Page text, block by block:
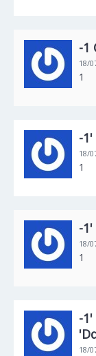
-1
18/
1
-1'
18/
1
-1'
18/
1
-1'
18/